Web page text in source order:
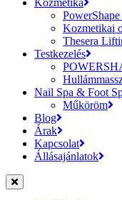
Kozmetika
Kozmetikai
Thesera
Testkezelés
Nail Spa & Foot
Műköröm
Blog
Árak
Kapcsolat
Állásajánlatok